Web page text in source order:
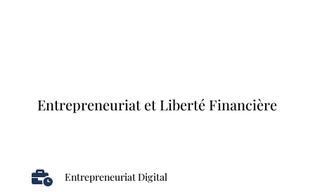
Entrepreneuriat et Liberté Financière
 Entrepreneuriat Digital